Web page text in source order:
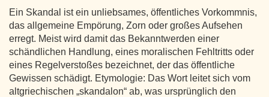
Ein Skandal ist ein unliebsames, öffentliches Vorkommnis,
das allgemeine Empörung, Zorn oder großes Aufsehen
erregt. Meist wird damit das Bekanntwerden einer
schändlichen Handlung, eines moralischen Fehltritts oder
eines Regelverstoßes bezeichnet, der das öffentliche
Gewissen schädigt. Etymologie: Das Wort leitet sich vom
altgriechischen „skandalon“ ab, was ursprünglich den